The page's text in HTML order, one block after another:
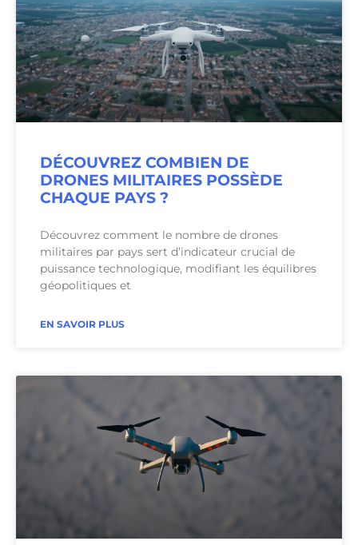
DÉCOUVREZ COMBIEN DE
DRONES MILITAIRES POSSÈDE
CHAQUE PAYS ?
Découvrez comment le nombre de drones
militaires par pays sert d’indicateur crucial de
puissance technologique, modifiant les équilibres
géopolitiques et
EN SAVOIR PLUS